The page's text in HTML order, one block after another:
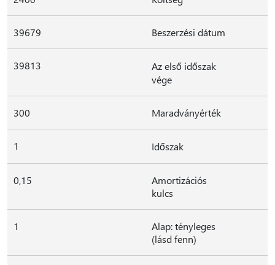
39679 Beszerzési dátum
39813
Az első időszak
vége
300 Maradványérték
1 Időszak
0,15
Amortizációs
kulcs
1
Alap: tényleges
(lásd fenn)